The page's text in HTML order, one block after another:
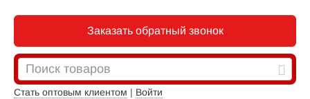
Заказать обратный звонок
Стать оптовым клиентом | Войти